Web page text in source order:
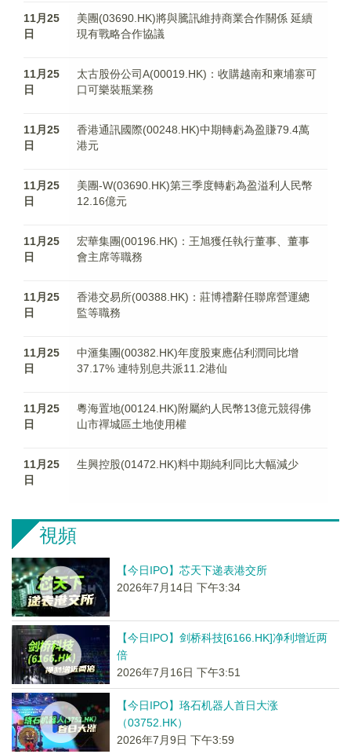
11月25
日
美團(03690.HK)將與騰訊維持商業合作關係 延續
現有戰略合作協議
11月25
日
太古股份公司A(00019.HK)：收購越南和柬埔寨可
口可樂裝瓶業務
11月25
日
香港通訊國際(00248.HK)中期轉虧為盈賺79.4萬
港元
11月25
日
美團-W(03690.HK)第三季度轉虧為盈溢利人民幣
12.16億元
11月25
日
宏華集團(00196.HK)：王旭獲任執行董事、董事
會主席等職務
11月25
日
香港交易所(00388.HK)：莊博禮辭任聯席營運總
監等職務
11月25
日
中滙集團(00382.HK)年度股東應佔利潤同比增
37.17% 連特別息共派11.2港仙
11月25
日
粵海置地(00124.HK)附屬約人民幣13億元競得佛
山市禪城區土地使用權
11月25
日
生興控股(01472.HK)料中期純利同比大幅減少
視頻
【今日IPO】芯天下递表港交所
2026年7月14日 下午3:34
【今日IPO】剑桥科技[6166.HK]净利增近两
倍
2026年7月16日 下午3:51
【今日IPO】珞石机器人首日大涨
（03752.HK）
2026年7月9日 下午3:59